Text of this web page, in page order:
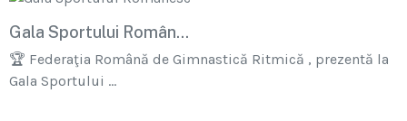
Gala Sportului Român...
🏆 Federaţia Română de Gimnastică Ritmică , prezentă la
Gala Sportului ...